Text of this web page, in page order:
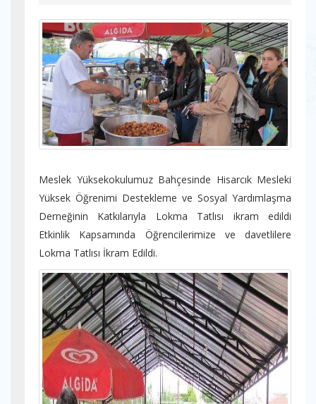
Meslek Yüksekokulumuz Bahçesinde Hisarcık Mesleki
Yüksek Öğrenimi Destekleme ve Sosyal Yardımlaşma
Derneğinin Katkılarıyla Lokma Tatlısı ikram edildi
Etkinlik Kapsamında Öğrencilerimize ve davetlilere
Lokma Tatlısı İkram Edildi.